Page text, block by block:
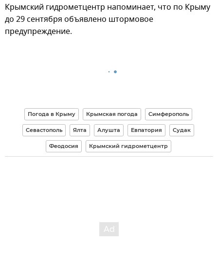
Крымский гидрометцентр напоминает, что по Крыму
до 29 сентября объявлено штормовое
предупреждение.
Погода в Крыму Крымская погода Симферополь
Севастополь Ялта Алушта Евпатория Судак
Феодосия Крымский гидрометцентр